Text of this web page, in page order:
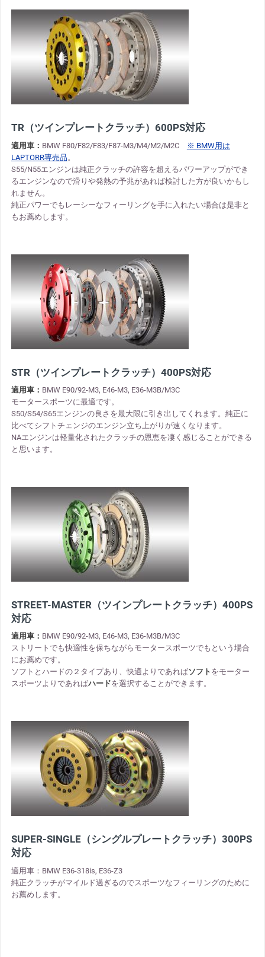
TR（ツインプレートクラッチ）600PS対応
適用車： BMW F80/F82/F83/F87-M3/M4/M2/M2C
※ BMW用は
LAPTORR専売品 。
S55/N55エンジンは純正クラッチの許容を超えるパワーアップができ
るエンジンなので滑りや発熱の予兆があれば検討した方が良いかもし
れません。
純正パワーでもレーシーなフィーリングを手に入れたい場合は是非と
もお薦めします。
STR（ツインプレートクラッチ）400PS対応
適用車： BMW E90/92-M3, E46-M3, E36-M3B/M3C
モータースポーツに最適です。
S50/S54/S65エンジンの良さを最大限に引き出してくれます。純正に
比べてシフトチェンジのエンジン立ち上がりが速くなります。
NAエンジンは軽量化されたクラッチの恩恵を凄く感じることができる
と思います。
STREET-MASTER（ツインプレートクラッチ）400PS
対応
適用車： BMW E90/92-M3, E46-M3, E36-M3B/M3C
ストリートでも快適性を保ちながらモータースポーツでもという場合
にお薦めです。
ソフトとハードの２タイプあり、快適よりであればソフト をモーター
スポーツよりであればハードを選択することができます。
SUPER-SINGLE（シングルプレートクラッチ）300PS
対応
適用車：BMW E36-318is, E36-Z3
純正クラッチがマイルド過ぎるのでスポーツなフィーリングのために
お薦めします。